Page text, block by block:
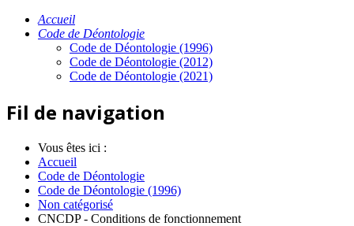
Accueil
Code de Déontologie
Code de Déontologie (1996)
Code de Déontologie (2012)
Code de Déontologie (2021)
Fil de navigation
Vous êtes ici :
Accueil
Code de Déontologie
Code de Déontologie (1996)
Non catégorisé
CNCDP - Conditions de fonctionnement